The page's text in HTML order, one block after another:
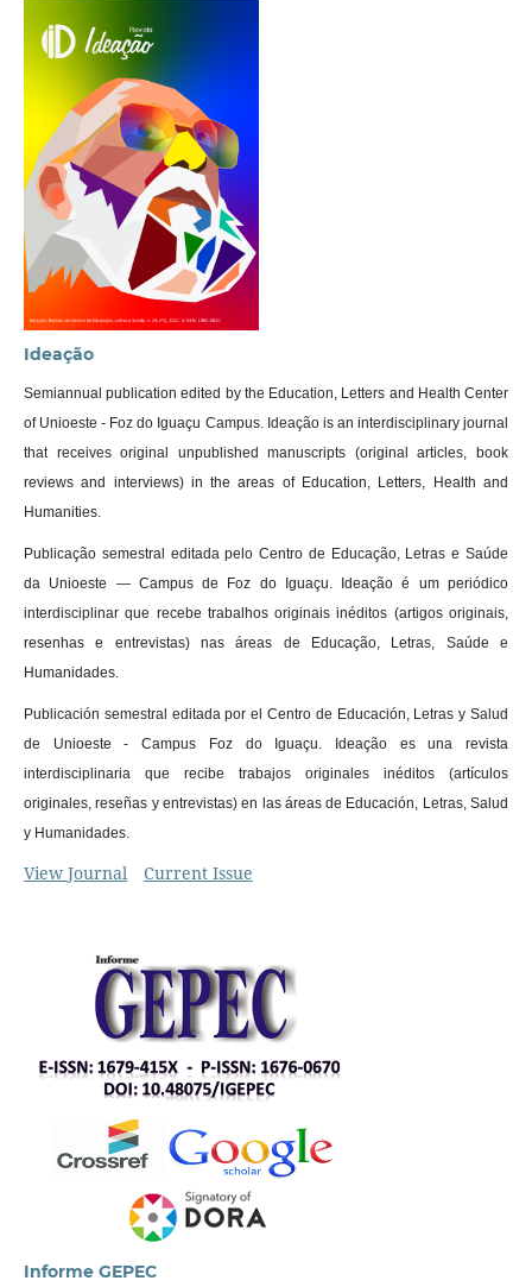
Ideação
Semiannual publication edited by the Education, Letters and Health Center
of Unioeste - Foz do Iguaçu Campus. Ideação is an interdisciplinary journal
that receives original unpublished manuscripts (original articles, book
reviews and interviews) in the areas of Education, Letters, Health and
Humanities.
Publicação semestral editada pelo Centro de Educação, Letras e Saúde
da Unioeste — Campus de Foz do Iguaçu. Ideação é um periódico
interdisciplinar que recebe trabalhos originais inéditos (artigos originais,
resenhas e entrevistas) nas áreas de Educação, Letras, Saúde e
Humanidades.
Publicación semestral editada por el Centro de Educación, Letras y Salud
de Unioeste - Campus Foz do Iguaçu. Ideação es una revista
interdisciplinaria que recibe trabajos originales inéditos (artículos
originales, reseñas y entrevistas) en las áreas de Educación, Letras, Salud
y Humanidades.
View Journal Current Issue
Informe GEPEC